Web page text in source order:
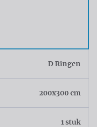
D Ringen
200x300 cm
1 stuk